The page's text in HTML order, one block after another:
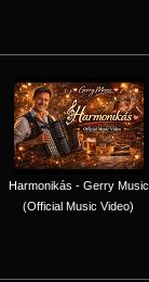
Harmonikás - Gerry Music
(Official Music Video)